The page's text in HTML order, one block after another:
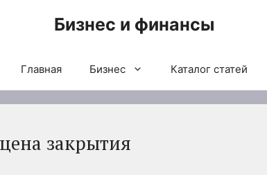
Бизнес и финансы
Главная Бизнес Каталог статей
закрытия